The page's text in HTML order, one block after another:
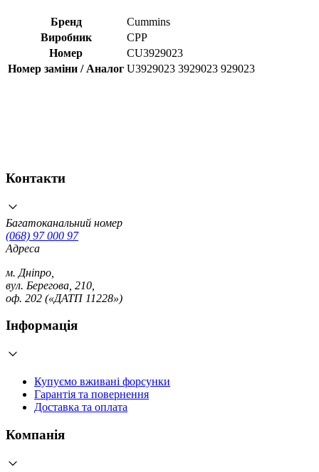
Бренд
Cummins
Виробник
CPP
Номер
CU3929023
Номер заміни / Аналог U3929023 3929023 929023
Контакти
Багатоканальний номер
(068) 97 000 97
Адреса
м. Дніпро,
вул. Берегова, 210,
оф. 202 («ДАТП 11228»)
Інформація
Купуємо вживані форсунки
Гарантія та повернення
Доставка та оплата
Компанія